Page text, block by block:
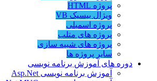
پروژه HTML
ویژال بیسیک VB
پروژه اسمبلی
پروژه های متلب
پروژه های شبیه سازی
سایر پروژه ها
دوره های آموزش برنامه نویسی
آموزش برنامه نویسی Asp.Net